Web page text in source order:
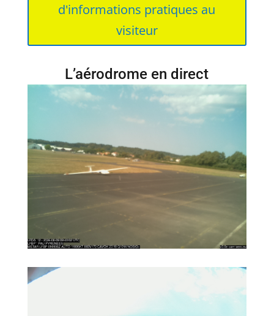
d'informations pratiques au
visiteur
L’aérodrome en direct